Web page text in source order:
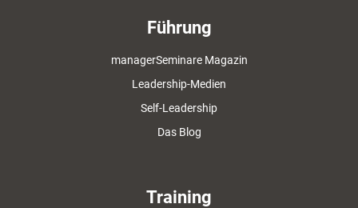
Führung
managerSeminare Magazin
Leadership-Medien
Self-Leadership
Das Blog
Training